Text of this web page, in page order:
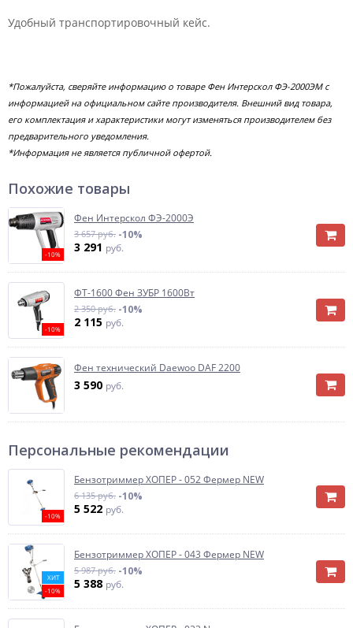
Удобный транспортировочный кейс.
*Пожалуйста, сверяйте информацию о товаре Фен Интерскол ФЭ-2000ЭМ с
информацией на официальном сайте производителя. Внешний вид товара,
его комплектация и характеристики могут изменяться производителем без
предварительного уведомления.
*Информация не является публичной офертой.
Похожие товары
-10%
Фен Интерскол ФЭ-2000Э
3 657 руб. -10%
3 291 руб.
-10%
ФТ-1600 Фен ЗУБР 1600Вт
2 350 руб. -10%
2 115 руб.
Фен технический Daewoo DAF 2200
3 590 руб.
Персональные рекомендации
-10%
Бензотриммер ХОПЕР - 052 Фермер NEW
6 135 руб. -10%
5 522 руб.
ХИТ
-10%
Бензотриммер ХОПЕР - 043 Фермер NEW
5 987 руб. -10%
5 388 руб.